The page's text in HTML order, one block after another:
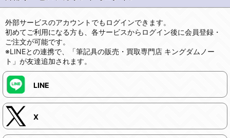
外部サービスのアカウントでもログインできます。
初めてご利用になる方も、各サービスからログイン後に会員登録・
ご注文が可能です。
※LINEとの連携で、「筆記具の販売・買取専門店 キングダムノー
ト」が友達追加されます。
LINE
X